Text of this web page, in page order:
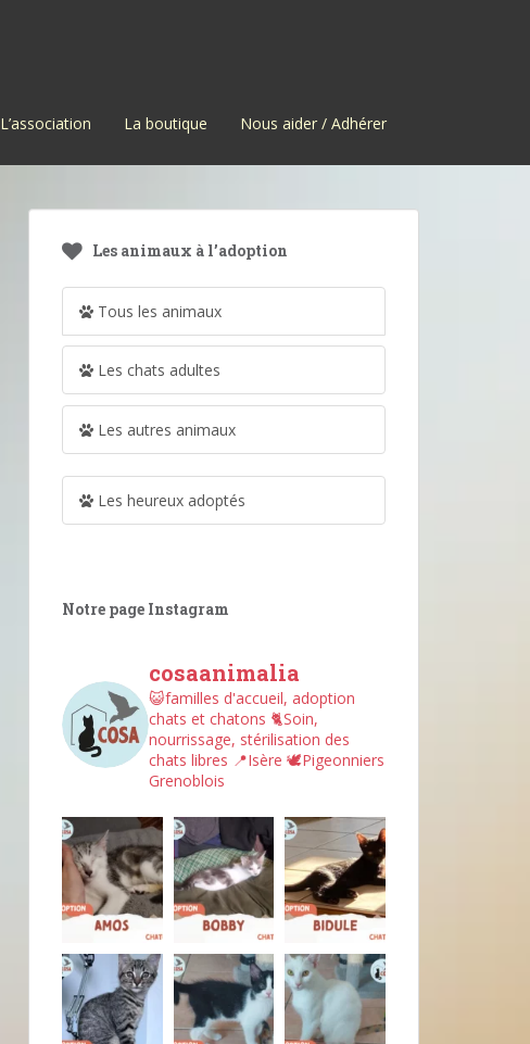
L’association La boutique Nous aider / Adhérer
Les animaux à l’adoption
Tous les animaux
Les chats adultes
Les autres animaux
Les heureux adoptés
Notre page Instagram
cosaanimalia
😺familles d'accueil, adoption
chats et chatons 🐈Soin,
nourrissage, stérilisation des
chats libres 📍Isère 🕊︎Pigeonniers
Grenoblois